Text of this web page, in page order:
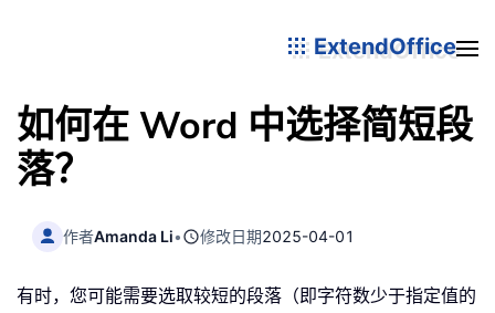
ExtendOffice
如何在 Word 中选择简短段
落？
作者Amanda Li• 修改日期2025-04-01
有时，您可能需要选取较短的段落（即字符数少于指定值的